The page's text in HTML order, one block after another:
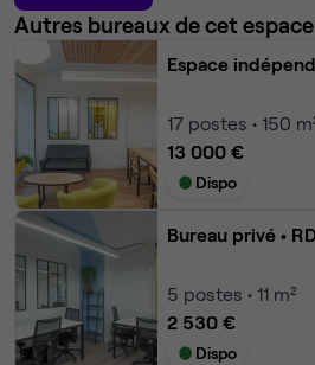
Autres bureaux de cet
Espace
17 postes • 150
13 000 €
Dispo
Bureau privé •
5 postes • 11 m²
2 530 €
Dispo